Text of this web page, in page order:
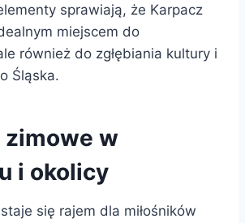
sprawiają, że Karpacz
miejscem do
również do zgłębiania kultury i
Śląska.
w
i okolicy
się rajem dla miłośników